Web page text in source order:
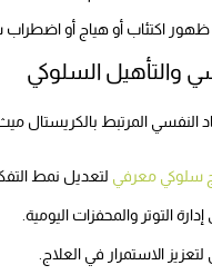
ظهور اكتئاب أو هياج أو اضطراب
والتأهيل السلوكي
النفسي المرتبط بالكريستال
سلوكي معرفي لتعديل نمط
التوتر والمحفزات اليومية.
الاستمرار في العلاج.